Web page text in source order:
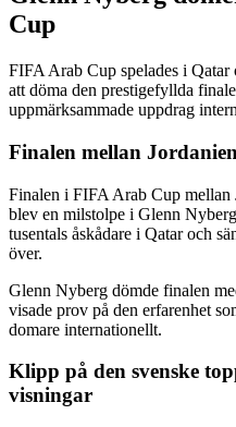
Cup
FIFA Arab Cup spelades i
att döma den prestigefyllda
uppmärksammade uppdrag
Finalen mellan
Finalen i FIFA Arab Cup
blev en milstolpe i Glenn
tusentals åskådare i Qatar och
över.
Glenn Nyberg dömde finalen
visade prov på den erfarenhet
domare internationellt.
Klipp på den svenske
visningar